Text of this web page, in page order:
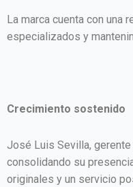
La marca cuenta con
especializados y
Crecimiento sostenido
José Luis Sevilla,
consolidando su
originales y un servicio